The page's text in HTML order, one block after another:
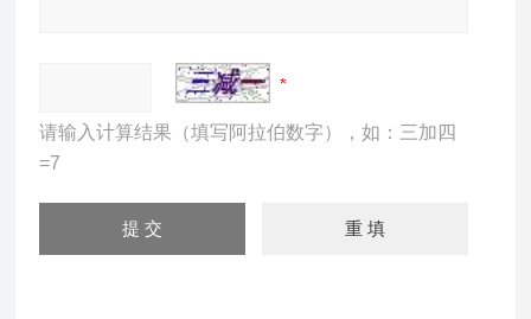
请输入计算结果（填写阿拉伯数字），如：三加四
=7